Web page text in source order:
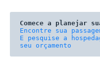
Comece a planejar
E pesquise a
seu orçamento